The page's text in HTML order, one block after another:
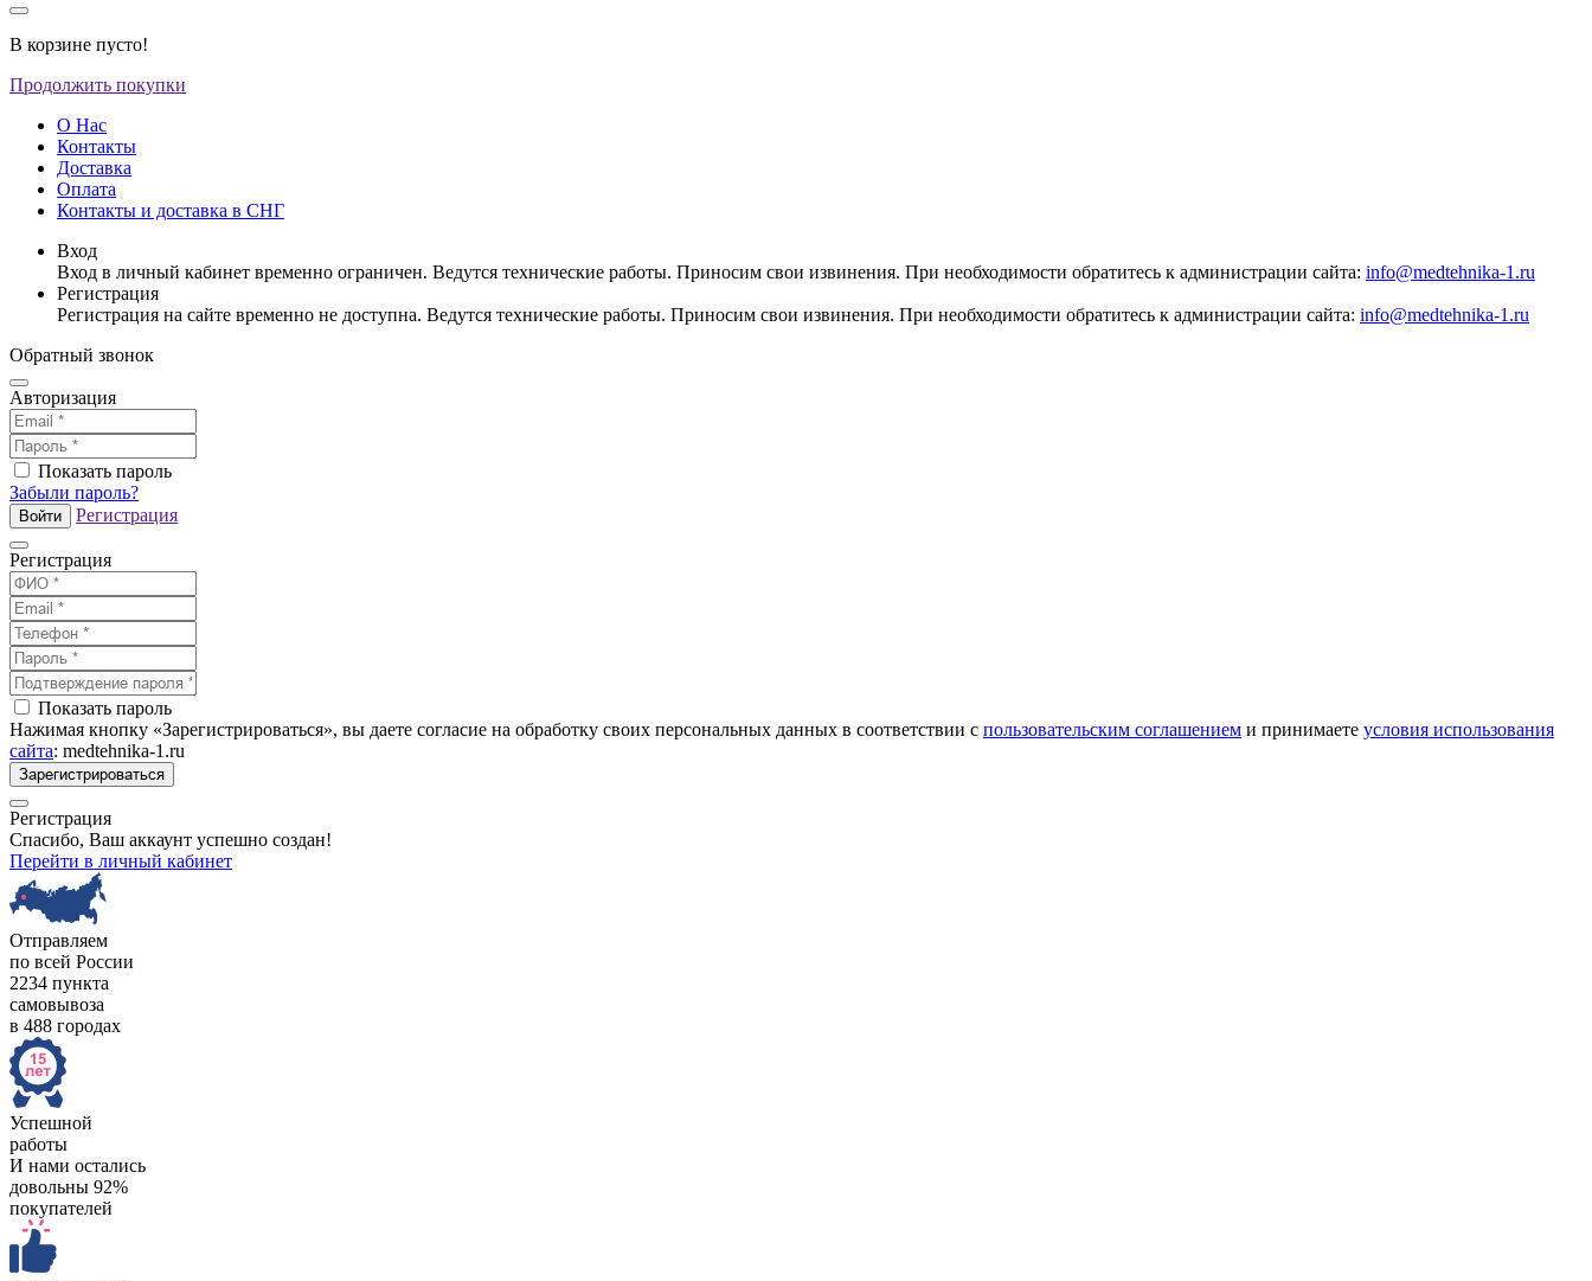
В корзине пусто!
Продолжить покупки
О Нас
Контакты
Доставка
Оплата
Контакты и доставка в СНГ
Вход
Вход в личный кабинет временно ограничен. Ведутся технические работы. Приносим свои извинения. При необходимости обратитесь к администрации сайта: info@medtehnika-1.ru
Регистрация
Регистрация на сайте временно не доступна. Ведутся технические работы. Приносим свои извинения. При необходимости обратитесь к администрации сайта: info@medtehnika-1.ru
Обратный звонок
Авторизация
Показать пароль
Забыли пароль?
Войти Регистрация
Регистрация
Показать пароль
Нажимая кнопку «Зарегистрироваться», вы даете согласие на обработку своих персональных данных в соответствии с пользовательским соглашением и принимаете условия использования
сайта: medtehnika-1.ru
Зарегистрироваться
Регистрация
Спасибо, Ваш аккаунт успешно создан!
Перейти в личный кабинет
Отправляем
по всей России
2234 пункта
самовывоза
в 488 городах
Успешной
работы
И нами остались
довольны 92%
покупателей